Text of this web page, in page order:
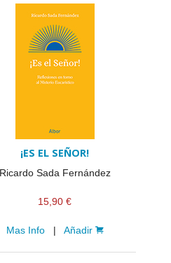
¡ES EL SEÑOR!
Ricardo Sada Fernández
15,90 €
Mas Info| Añadir